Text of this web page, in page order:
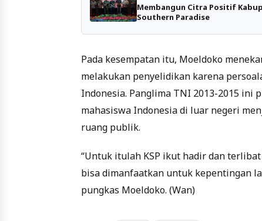
Membangun Citra Positif
Southern Paradise
Pada kesempatan itu, Moeldoko
melakukan penyelidikan karena
Indonesia. Panglima TNI 2013-2015 ini
mahasiswa Indonesia di luar negeri
ruang publik.
“Untuk itulah KSP ikut hadir dan
bisa dimanfaatkan untuk kepentingan
pungkas Moeldoko. (Wan)